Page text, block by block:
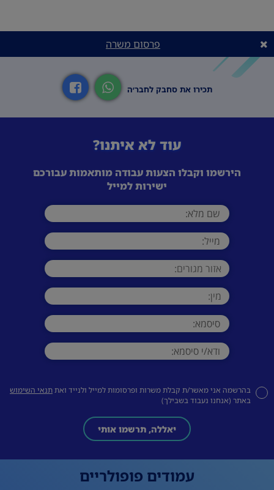
פרסום משרה
תכירו את סחבק לחבר׳ה
עוד לא איתנו?
הירשמו וקבלו הצעות עבודה מותאמות עבורכם
ישירות למייל
בהרשמה אני מאשר/ת קבלת משרות ופרסומות למייל ולנייד ואתתנאי השימוש
באתר (אנחנו נעבוד בשבילך)
יאללה, תרשמו אותי
עמודים פופולריים